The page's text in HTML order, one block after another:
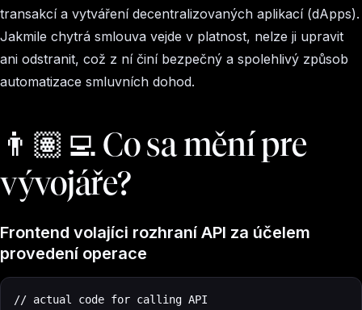
transakcí a vytváření decentralizovaných aplikací (dApps).
Jakmile chytrá smlouva vejde v platnost, nelze ji upravit
ani odstranit, což z ní činí bezpečný a spolehlivý způsob
automatizace smluvních dohod.
👨🏽‍💻 Co sa mění pre
vývojáře?
Frontend volajíci rozhraní API za účelem
provedení operace
// actual code for calling API